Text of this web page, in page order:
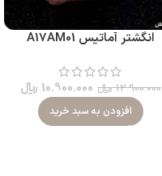
انگشتر آماتیس A17AM01
12.900.000﷼ 10.900.000 ﷼
افزودن به سبد خرید